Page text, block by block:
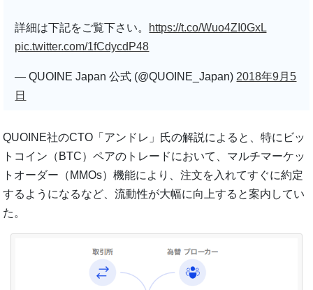
詳細は下記をご覧下さい。 https://t.co/Wuo4ZI0GxL
pic.twitter.com/1fCdycdP48
— QUOINE Japan 公式 (@QUOINE_Japan) 2018年9月5
日
QUOINE社のCTO「アンドレ」氏の解説によると、特にビッ
トコイン（BTC）ペアのトレードにおいて、マルチマーケッ
トオーダー（MMOs）機能により、注文を入れてすぐに約定
するようになるなど、流動性が大幅に向上すると案内してい
た。